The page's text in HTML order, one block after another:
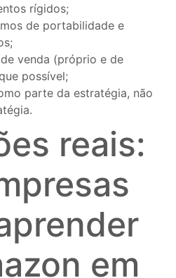
rígidos;
de portabilidade e
venda (próprio e de
possível;
parte da estratégia, não
reais:
em